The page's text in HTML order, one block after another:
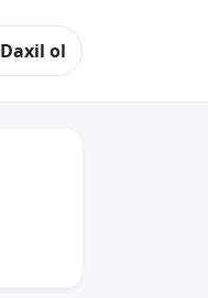
Daxil ol